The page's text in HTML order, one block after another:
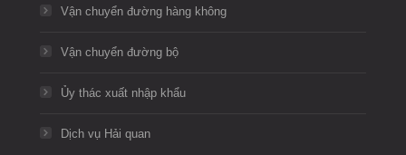
Vận chuyển đường hàng không
Vận chuyển đường bộ
Ủy thác xuất nhập khẩu
Dịch vụ Hải quan